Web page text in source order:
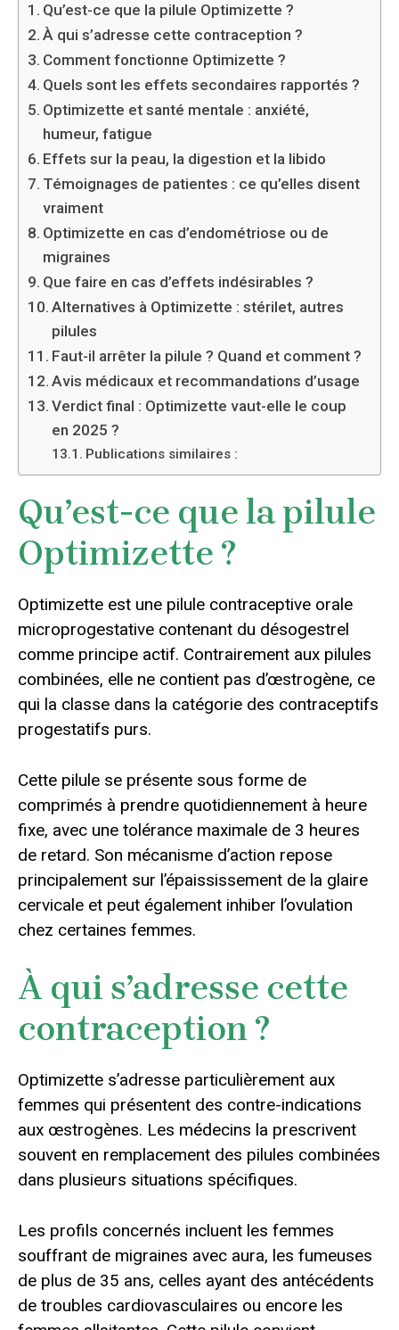
Qu’est-ce que la pilule Optimizette ?
À qui s’adresse cette contraception ?
Comment fonctionne Optimizette ?
Quels sont les effets secondaires rapportés ?
Optimizette et santé mentale : anxiété,
humeur, fatigue
Effets sur la peau, la digestion et la libido
Témoignages de patientes : ce qu’elles disent
vraiment
Optimizette en cas d’endométriose ou de
migraines
Que faire en cas d’effets indésirables ?
Alternatives à Optimizette : stérilet, autres
pilules
Faut-il arrêter la pilule ? Quand et comment ?
Avis médicaux et recommandations d’usage
Verdict final : Optimizette vaut-elle le coup
en 2025 ?
Publications similaires :
Qu’est-ce que la pilule
Optimizette ?
Optimizette est une pilule contraceptive orale
microprogestative contenant du désogestrel
comme principe actif. Contrairement aux pilules
combinées, elle ne contient pas d’œstrogène, ce
qui la classe dans la catégorie des contraceptifs
progestatifs purs.
Cette pilule se présente sous forme de
comprimés à prendre quotidiennement à heure
fixe, avec une tolérance maximale de 3 heures
de retard. Son mécanisme d’action repose
principalement sur l’épaississement de la glaire
cervicale et peut également inhiber l’ovulation
chez certaines femmes.
À qui s’adresse cette
contraception ?
Optimizette s’adresse particulièrement aux
femmes qui présentent des contre-indications
aux œstrogènes. Les médecins la prescrivent
souvent en remplacement des pilules combinées
dans plusieurs situations spécifiques.
Les profils concernés incluent les femmes
souffrant de migraines avec aura, les fumeuses
de plus de 35 ans, celles ayant des antécédents
de troubles cardiovasculaires ou encore les